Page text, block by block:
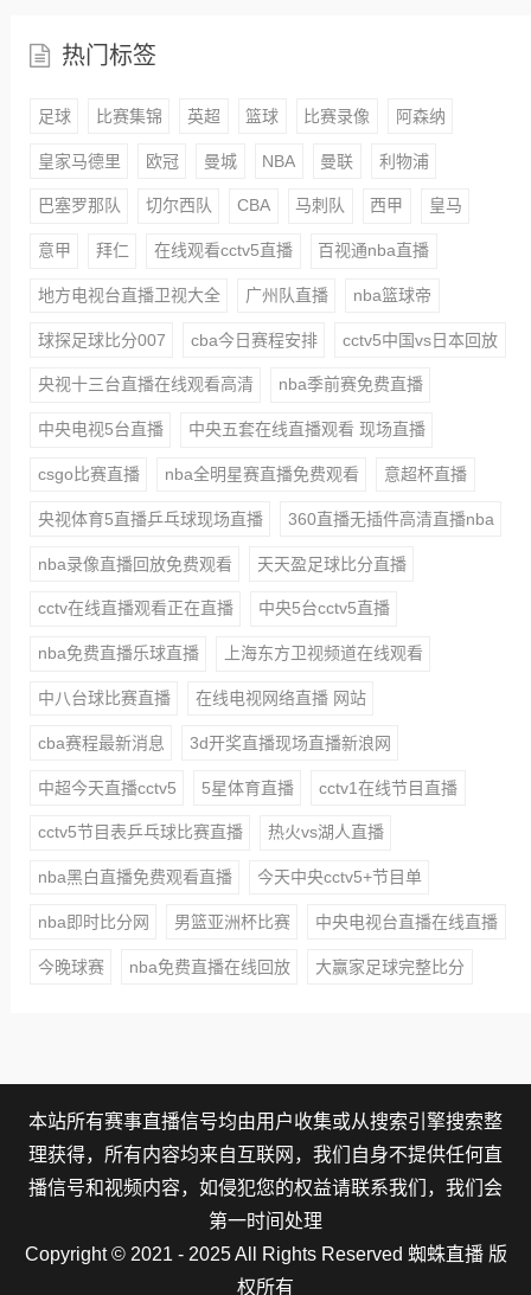
热门标签
足球 比赛集锦 英超 篮球 比赛录像 阿森纳
皇家马德里 欧冠 曼城 NBA 曼联 利物浦
巴塞罗那队 切尔西队 CBA 马刺队 西甲 皇马
意甲 拜仁 在线观看cctv5直播 百视通nba直播
地方电视台直播卫视大全 广州队直播 nba篮球帝
球探足球比分007 cba今日赛程安排 cctv5中国vs日本回放
央视十三台直播在线观看高清 nba季前赛免费直播
中央电视5台直播 中央五套在线直播观看 现场直播
csgo比赛直播 nba全明星赛直播免费观看 意超杯直播
央视体育5直播乒乓球现场直播 360直播无插件高清直播nba
nba录像直播回放免费观看 天天盈足球比分直播
cctv在线直播观看正在直播 中央5台cctv5直播
nba免费直播乐球直播 上海东方卫视频道在线观看
中八台球比赛直播 在线电视网络直播 网站
cba赛程最新消息 3d开奖直播现场直播新浪网
中超今天直播cctv5 5星体育直播 cctv1在线节目直播
cctv5节目表乒乓球比赛直播 热火vs湖人直播
nba黑白直播免费观看直播 今天中央cctv5+节目单
nba即时比分网 男篮亚洲杯比赛 中央电视台直播在线直播
今晚球赛 nba免费直播在线回放 大赢家足球完整比分
本站所有赛事直播信号均由用户收集或从搜索引擎搜索整
理获得，所有内容均来自互联网，我们自身不提供任何直
播信号和视频内容，如侵犯您的权益请联系我们，我们会
第一时间处理
Copyright © 2021 - 2025 All Rights Reserved 蜘蛛直播 版
权所有